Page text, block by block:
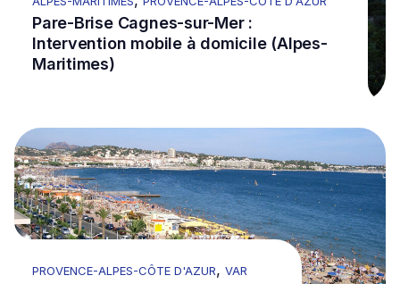
Pare-Brise Cagnes-sur-Mer :
Intervention mobile à domicile (Alpes-
Maritimes)
Go to Remplacement pare-brise Fréjus
PROVENCE-ALPES-CÔTE D'AZUR, VAR